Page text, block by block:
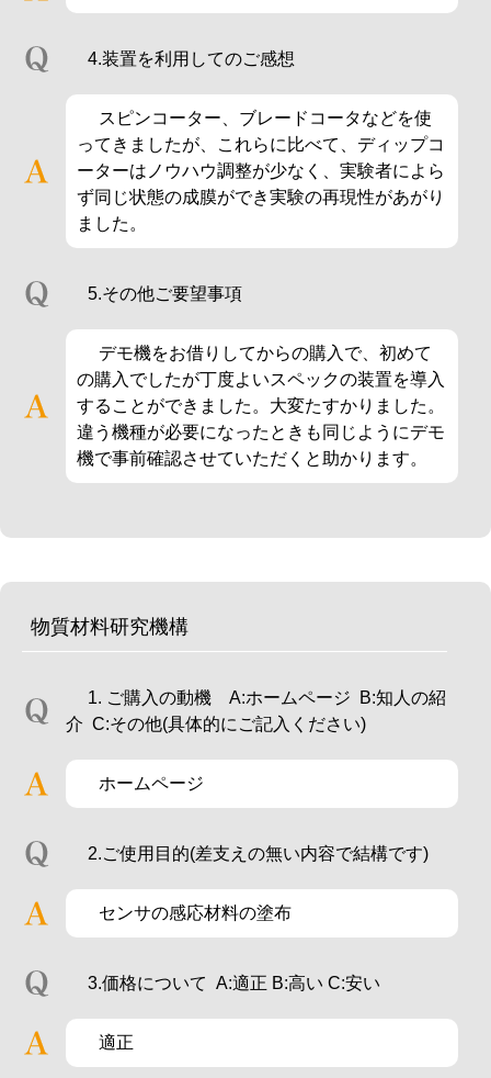
4.装置を利用してのご感想
スピンコーター、ブレードコータなどを使
ってきましたが、これらに比べて、ディップコ
ーターはノウハウ調整が少なく、実験者によら
ず同じ状態の成膜ができ実験の再現性があがり
ました。
5.その他ご要望事項
デモ機をお借りしてからの購入で、初めて
の購入でしたが丁度よいスペックの装置を導入
することができました。大変たすかりました。
違う機種が必要になったときも同じようにデモ
機で事前確認させていただくと助かります。
物質材料研究機構
1. ご購入の動機 A:ホームページ B:知人の紹
介 C:その他(具体的にご記入ください)
ホームページ
2.ご使用目的(差支えの無い内容で結構です)
センサの感応材料の塗布
3.価格について A:適正 B:高い C:安い
適正